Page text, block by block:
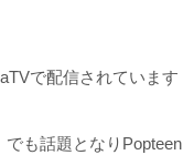
で配信されています
でも話題となり